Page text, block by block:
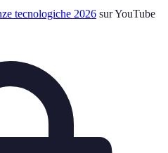
tecnologiche 2026 sur YouTube